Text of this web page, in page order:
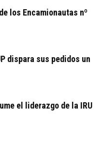
los Encamionautas nº
dispara sus pedidos un
el liderazgo de la IRU